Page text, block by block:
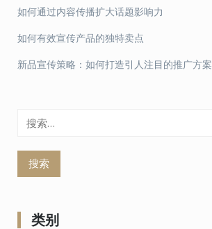
如何通过内容传播扩大话题影响力
如何有效宣传产品的独特卖点
新品宣传策略：如何打造引人注目的推广方案
类别